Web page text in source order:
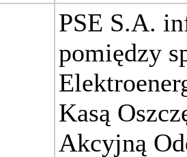
PSE S.A.
pomiędzy
Kasą
Akcyjną